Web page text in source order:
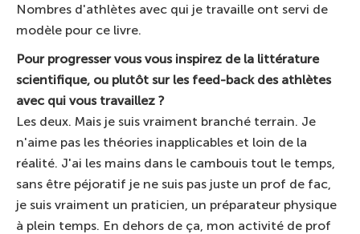
Nombres d'athlètes avec qui je travaille ont servi de
modèle pour ce livre.
Pour progresser vous vous inspirez de la littérature
scientifique, ou plutôt sur les feed-back des athlètes
avec qui vous travaillez ?
Les deux. Mais je suis vraiment branché terrain. Je
n'aime pas les théories inapplicables et loin de la
réalité. J'ai les mains dans le cambouis tout le temps,
sans être péjoratif je ne suis pas juste un prof de fac,
je suis vraiment un praticien, un préparateur physique
à plein temps. En dehors de ça, mon activité de prof